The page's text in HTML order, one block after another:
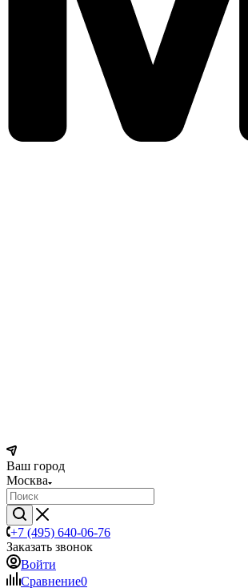
Ваш город
Москва
+7 (495) 640-06-76
Заказать звонок
Войти
Сравнение0